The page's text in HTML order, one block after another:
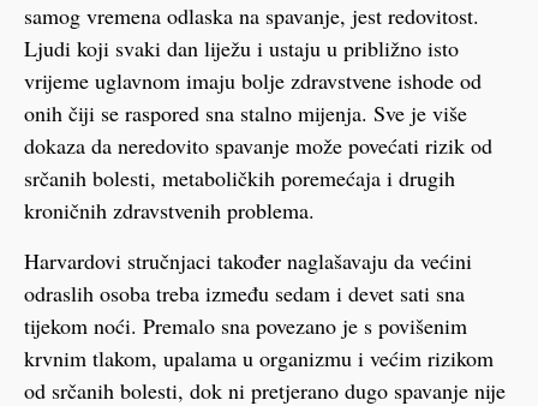
samog vremena odlaska na spavanje, jest redovitost.
Ljudi koji svaki dan liježu i ustaju u približno isto
vrijeme uglavnom imaju bolje zdravstvene ishode od
onih čiji se raspored sna stalno mijenja. Sve je više
dokaza da neredovito spavanje može povećati rizik od
srčanih bolesti, metaboličkih poremećaja i drugih
kroničnih zdravstvenih problema.
Harvardovi stručnjaci također naglašavaju da većini
odraslih osoba treba između sedam i devet sati sna
tijekom noći. Premalo sna povezano je s povišenim
krvnim tlakom, upalama u organizmu i većim rizikom
od srčanih bolesti, dok ni pretjerano dugo spavanje nije